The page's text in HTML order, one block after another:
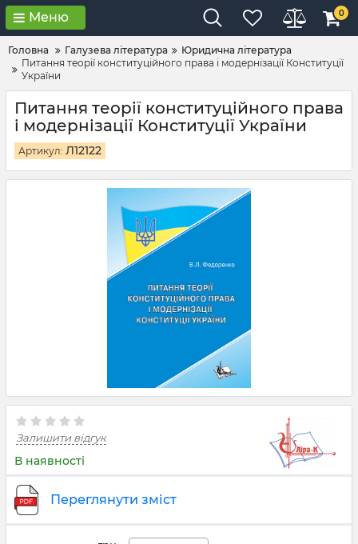
Меню 0
Головна Галузева література
Юридична література
Питання теорії конституційного права і модернізації Конституції
України
Питання теорії конституційного права
і модернізації Конституції України
Артикул: Л12122
Залишити відгук
В наявності
Переглянути зміст